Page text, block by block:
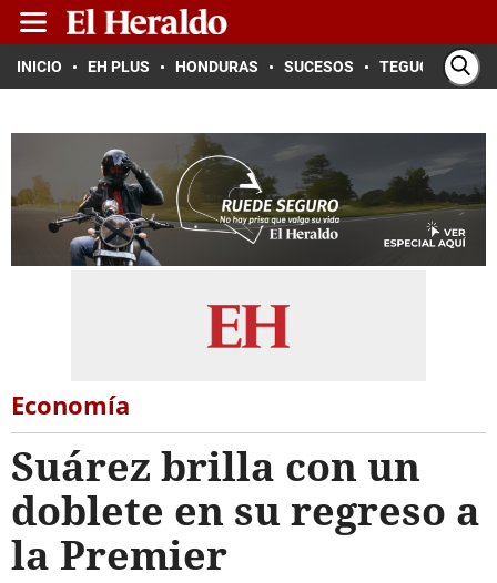
INICIO EH PLUS HONDURAS SUCESOS TEGUCIGALPA
Economía
Suárez brilla con un
doblete en su regreso a
la Premier